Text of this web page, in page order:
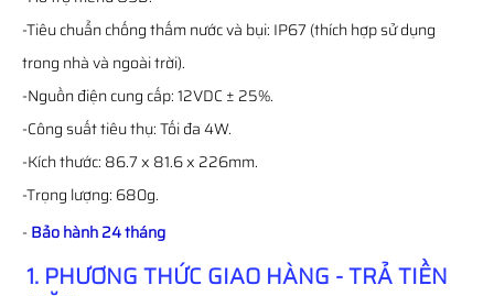
-Tiêu chuẩn chống thấm nước và bụi: IP67 (thích hợp sử dụng
trong nhà và ngoài trời).
-Nguồn điện cung cấp: 12VDC ± 25%.
-Công suất tiêu thụ: Tối đa 4W.
-Kích thước: 86.7 x 81.6 x 226mm.
-Trọng lượng: 680g.
- Bảo hành 24 tháng
1. PHƯƠNG THỨC GIAO HÀNG - TRẢ TIỀN